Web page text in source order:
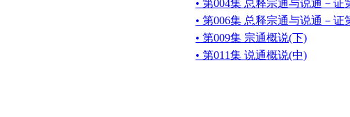
• 第004集 总释宗通与说通－证
• 第006集 总释宗通与说通－证
• 第009集 宗通概说(下)
• 第011集 说通概说(中)